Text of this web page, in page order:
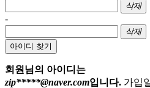
삭제
-
삭제
아이디 찾기
회원님의 아이디는
zip*****@naver.com입니다. 가입